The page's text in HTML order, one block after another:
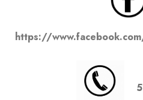
https://